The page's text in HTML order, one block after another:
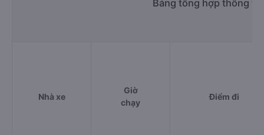
Bảng tổng hợp thông
Nhà xe
Giờ
chạy
Điểm đi